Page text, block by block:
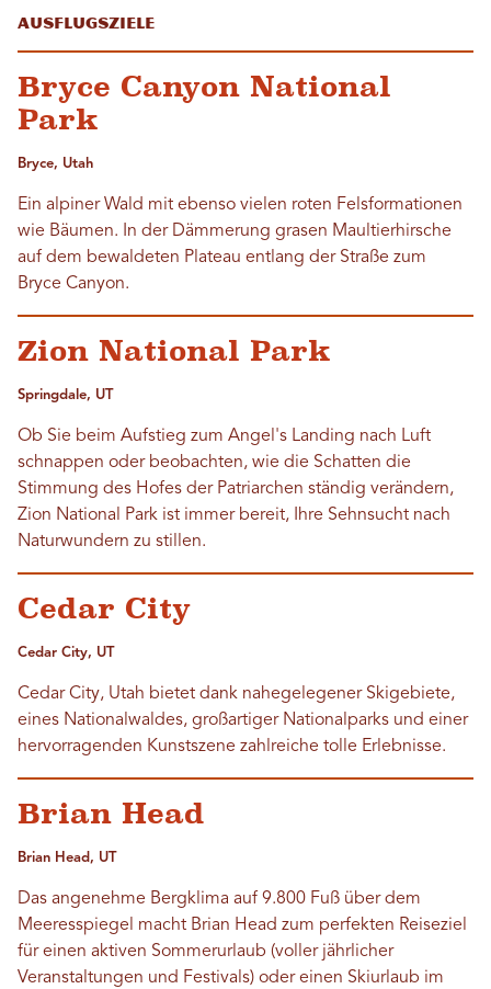
Ausflugsziele
Bryce Canyon National
Park
Bryce, Utah
Ein alpiner Wald mit ebenso vielen roten Felsformationen
wie Bäumen. In der Dämmerung grasen Maultierhirsche
auf dem bewaldeten Plateau entlang der Straße zum
Bryce Canyon.
Zion National Park
Springdale, UT
Ob Sie beim Aufstieg zum Angel's Landing nach Luft
schnappen oder beobachten, wie die Schatten die
Stimmung des Hofes der Patriarchen ständig verändern,
Zion National Park ist immer bereit, Ihre Sehnsucht nach
Naturwundern zu stillen.
Cedar City
Cedar City, UT
Cedar City, Utah bietet dank nahegelegener Skigebiete,
eines Nationalwaldes, großartiger Nationalparks und einer
hervorragenden Kunstszene zahlreiche tolle Erlebnisse.
Brian Head
Brian Head, UT
Das angenehme Bergklima auf 9.800 Fuß über dem
Meeresspiegel macht Brian Head zum perfekten Reiseziel
für einen aktiven Sommerurlaub (voller jährlicher
Veranstaltungen und Festivals) oder einen Skiurlaub im